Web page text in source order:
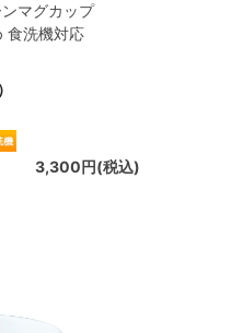
マグカップ
食洗機対応
3,300円(税込)